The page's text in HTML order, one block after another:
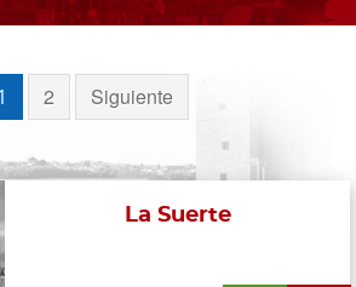
2 Siguiente
La Suerte